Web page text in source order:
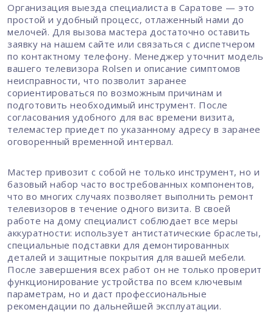
Организация выезда специалиста в Саратове — это
простой и удобный процесс, отлаженный нами до
мелочей. Для вызова мастера достаточно оставить
заявку на нашем сайте или связаться с диспетчером
по контактному телефону. Менеджер уточнит модель
вашего телевизора Rolsen и описание симптомов
неисправности, что позволит заранее
сориентироваться по возможным причинам и
подготовить необходимый инструмент. После
согласования удобного для вас времени визита,
телемастер приедет по указанному адресу в заранее
оговоренный временной интервал.
Мастер привозит с собой не только инструмент, но и
базовый набор часто востребованных компонентов,
что во многих случаях позволяет выполнить ремонт
телевизоров в течение одного визита. В своей
работе на дому специалист соблюдает все меры
аккуратности: использует антистатические браслеты,
специальные подставки для демонтированных
деталей и защитные покрытия для вашей мебели.
После завершения всех работ он не только проверит
функционирование устройства по всем ключевым
параметрам, но и даст профессиональные
рекомендации по дальнейшей эксплуатации.